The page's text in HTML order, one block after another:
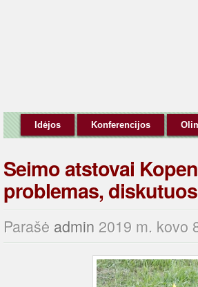
Idėjos Konferencijos
Seimo atstovai
problemas,
Parašė admin 2019 m. kovo